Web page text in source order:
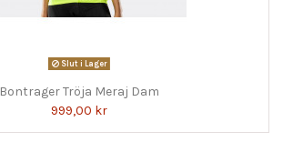
Slut i Lager
Bontrager Tröja Meraj Dam
999,00 kr